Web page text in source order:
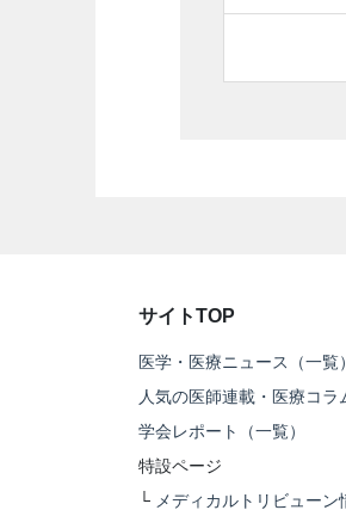
サイトTOP
医学・医療ニュース（一覧）
人気の医師連載・医療コラ
学会レポート（一覧）
特設ページ
└ メディカルトリビューン